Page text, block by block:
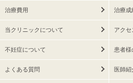
治療費用 治療成
当クリニックについて アクセ
不妊症について 患者様
よくある質問 医師紹